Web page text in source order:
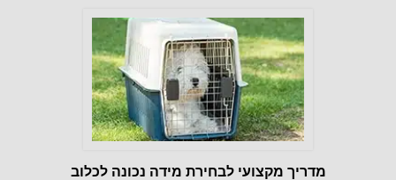
מדריך מקצועי לבחירת מידה נכונה לכלוב